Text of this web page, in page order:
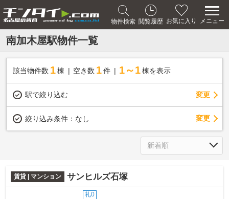
物件検索 閲覧履歴 お気に入り メニュー
南加木屋駅物件一覧
該当物件数 1棟 空き数 1 件 1～1 棟を表示
駅で絞り込む 変更
絞り込み条件： なし 変更
賃貸 | マンション サンヒルズ石塚
礼0